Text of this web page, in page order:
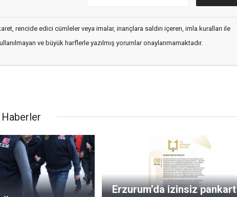
rencide edici cümleler veya imalar, inançlara saldırı içeren, imla kuralları ile
ve büyük harflerle yazılmış yorumlar onaylanmamaktadır.
Erzurum’da izinsiz pankart